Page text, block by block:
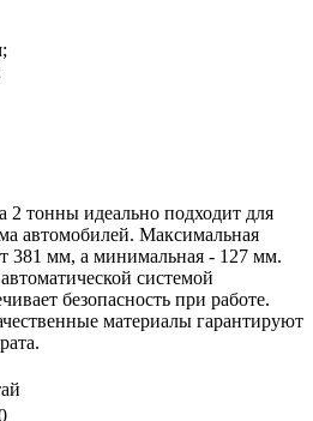
2 тонны идеально подходит для
автомобилей. Максимальная
381 мм, а минимальная - 127 мм.
системой
безопасность при работе.
материалы гарантируют